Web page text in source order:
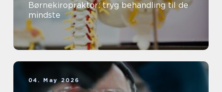
Børnekiropraktor: tryg behandling til de
mindste
04. May 2026